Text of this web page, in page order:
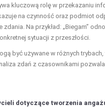
kluczową rolę w przekazaniu
na czynność oraz podmiot
Na przykład: „Biegam”
sytuacji z przeszłości.
być używane w różnych
zdań z czasownikami
dotyczące tworzenia